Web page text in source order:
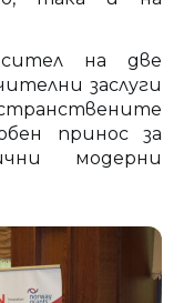
на две
заслуги
принос за
модерни